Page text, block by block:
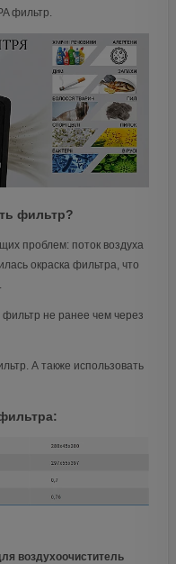
фильтр.
фильтр?
проблем: поток воздуха
окраска фильтра, что
не ранее чем через
А также использовать
воздухоочиститель